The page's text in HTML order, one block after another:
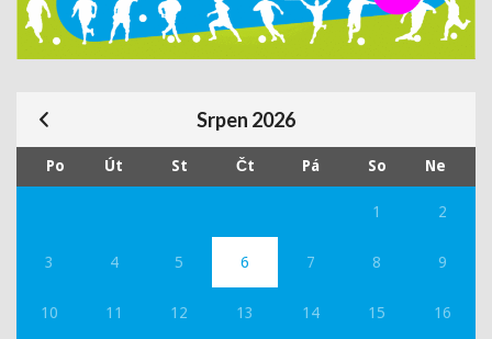
Srpen 2026
Po Út St Čt Pá So Ne
1 2
3 4 5 6 7 8 9
10 11 12 13 14 15 16